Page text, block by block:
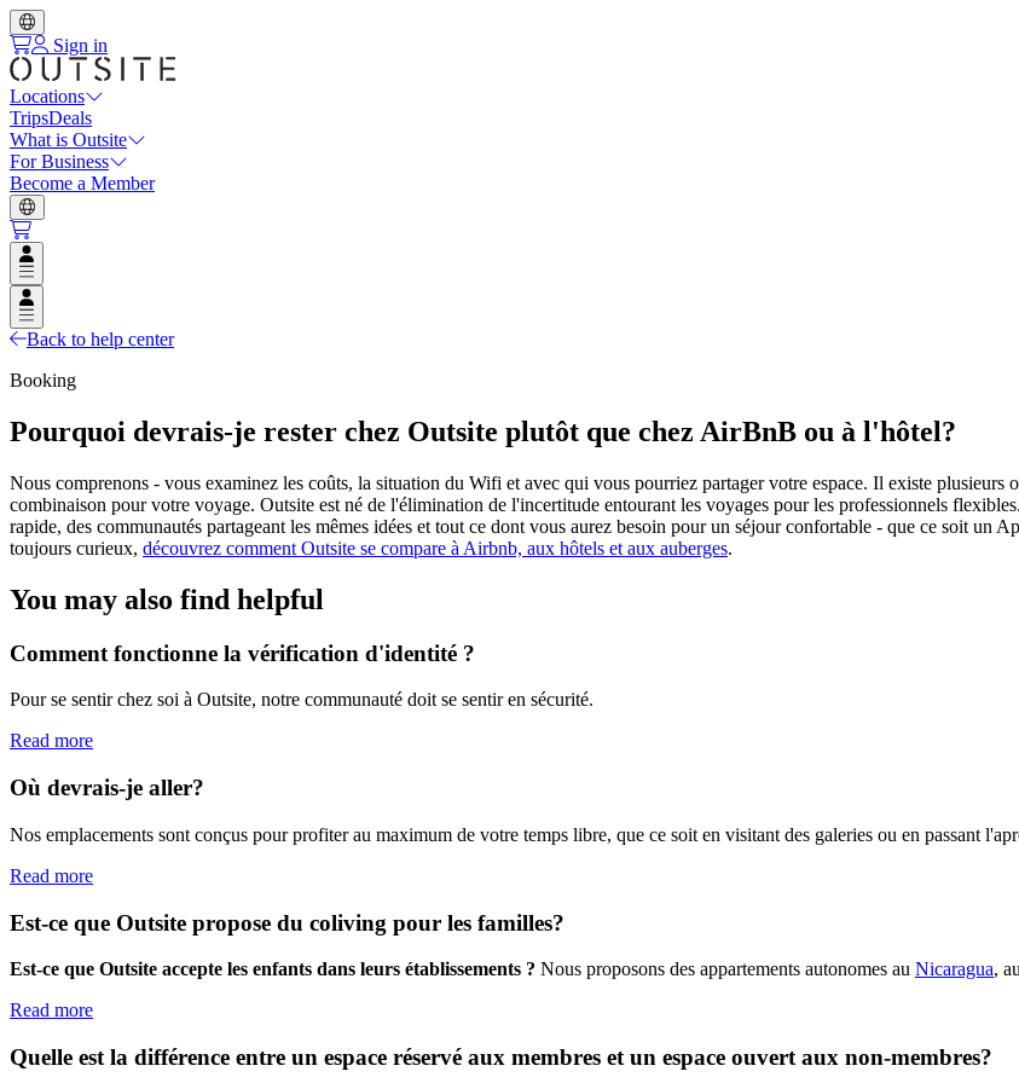
Sign in
Locations
TripsDeals
What is Outsite
For Business
Become a Member
Open user menu
Open user menu
Back to help center
Booking
Pourquoi devrais-je rester chez Outsite plutôt que chez AirBnB ou à l'hôtel?
Nous comprenons - vous examinez les coûts, la situation du Wifi et avec qui vous pourriez partager votre espace. Il existe
combinaison pour votre voyage. Outsite est né de l'élimination de l'incertitude entourant les voyages pour les professionnels
rapide, des communautés partageant les mêmes idées et tout ce dont vous aurez besoin pour un séjour confortable - que ce soit
toujours curieux, découvrez comment Outsite se compare à Airbnb, aux hôtels et aux auberges.
You may also find helpful
Comment fonctionne la vérification d'identité ?
Pour se sentir chez soi à Outsite, notre communauté doit se sentir en sécurité.
Read more
Où devrais-je aller?
Nos emplacements sont conçus pour profiter au maximum de votre temps libre, que ce soit en visitant des galeries ou en passant
Read more
Est-ce que Outsite propose du coliving pour les familles?
Est-ce que Outsite accepte les enfants dans leurs établissements ? Nous proposons des appartements autonomes au Nicaragua,
Read more
Quelle est la différence entre un espace réservé aux membres et un espace ouvert aux non-membres?